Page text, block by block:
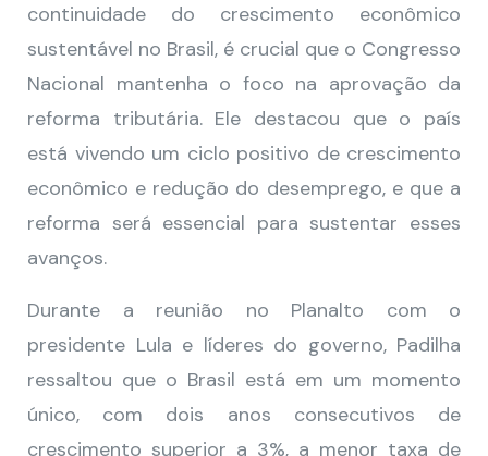
continuidade do crescimento econômico
sustentável no Brasil, é crucial que o Congresso
Nacional mantenha o foco na aprovação da
reforma tributária. Ele destacou que o país
está vivendo um ciclo positivo de crescimento
econômico e redução do desemprego, e que a
reforma será essencial para sustentar esses
avanços.
Durante a reunião no Planalto com o
presidente Lula e líderes do governo, Padilha
ressaltou que o Brasil está em um momento
único, com dois anos consecutivos de
crescimento superior a 3%, a menor taxa de